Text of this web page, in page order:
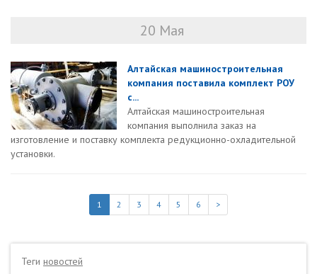
20 Мая
Алтайская машиностроительная
компания поставила комплект РОУ
с...
Алтайская машиностроительная
компания выполнила заказ на
изготовление и поставку комплекта редукционно-охладительной
установки.
1 2 3 4 5 6 >
Теги новостей